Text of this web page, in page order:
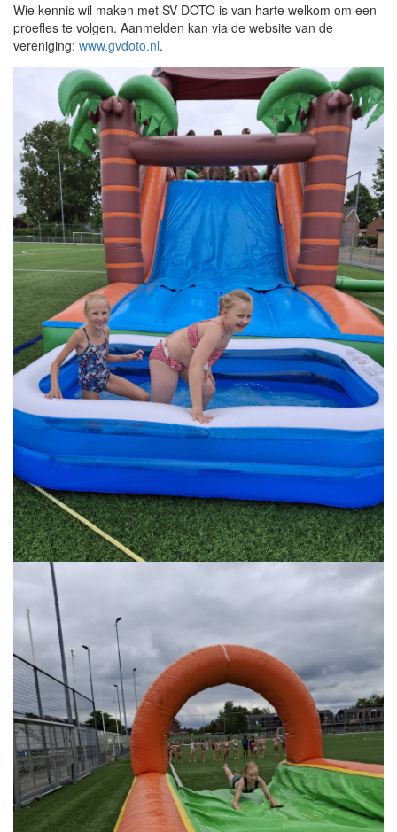
Wie kennis wil maken met SV DOTO is van harte welkom om een
proefles te volgen. Aanmelden kan via de website van de
vereniging: www.gvdoto.nl.